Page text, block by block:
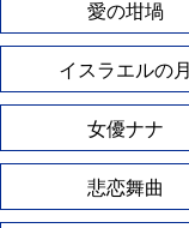
愛の坩堝
イスラエルの月
女優ナナ
悲恋舞曲